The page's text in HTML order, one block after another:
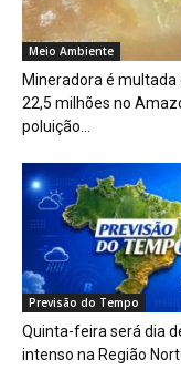
Meio Ambiente
Mineradora é multada
22,5 milhões no
poluição...
Previsão do Tempo
Quinta-feira será dia
intenso na Região